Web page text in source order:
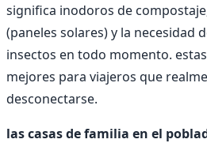
significa inodoros de
(paneles solares) y la necesidad
insectos en todo momento.
mejores para viajeros que
desconectarse.
las casas de familia en el